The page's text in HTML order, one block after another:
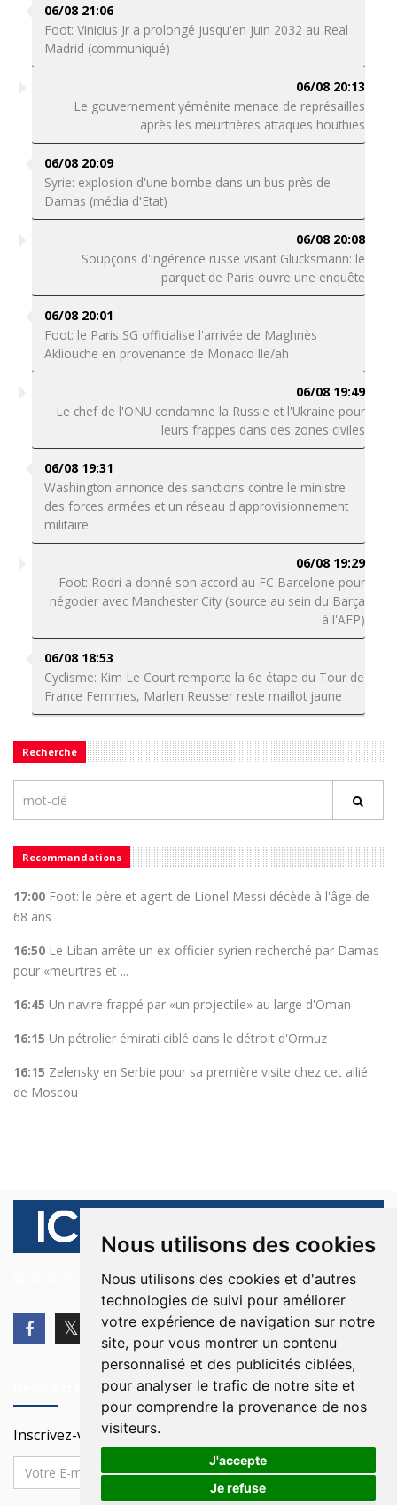
Nous utilisons des cookies
Nous utilisons des cookies et d'autres
technologies de suivi pour améliorer
votre expérience de navigation sur notre
site, pour vous montrer un contenu
personnalisé et des publicités ciblées,
pour analyser le trafic de notre site et
pour comprendre la provenance de nos
visiteurs.
J'accepte
Je refuse
06/08 21:06
Foot: Vinicius Jr a prolongé jusqu'en juin 2032 au Real
Madrid (communiqué)
06/08 20:13
Le gouvernement yéménite menace de représailles
après les meurtrières attaques houthies
06/08 20:09
Syrie: explosion d'une bombe dans un bus près de
Damas (média d'Etat)
06/08 20:08
Soupçons d'ingérence russe visant Glucksmann: le
parquet de Paris ouvre une enquête
06/08 20:01
Foot: le Paris SG officialise l'arrivée de Maghnès
Akliouche en provenance de Monaco lle/ah
06/08 19:49
Le chef de l'ONU condamne la Russie et l'Ukraine pour
leurs frappes dans des zones civiles
06/08 19:31
Washington annonce des sanctions contre le ministre
des forces armées et un réseau d'approvisionnement
militaire
06/08 19:29
Foot: Rodri a donné son accord au FC Barcelone pour
négocier avec Manchester City (source au sein du Barça
à l'AFP)
06/08 18:53
Cyclisme: Kim Le Court remporte la 6e étape du Tour de
France Femmes, Marlen Reusser reste maillot jaune
Recherche
Recommandations
17:00 Foot: le père et agent de Lionel Messi décède à l'âge de
68 ans
16:50 Le Liban arrête un ex-officier syrien recherché par Damas
pour «meurtres et ...
16:45 Un navire frappé par «un projectile» au large d'Oman
16:15 Un pétrolier émirati ciblé dans le détroit d'Ormuz
16:15 Zelensky en Serbie pour sa première visite chez cet allié
de Moscou
© 2026 Ici Beyrouth. Tous les droits sont réservés.
Inscrivez-vous à notre Newsletter